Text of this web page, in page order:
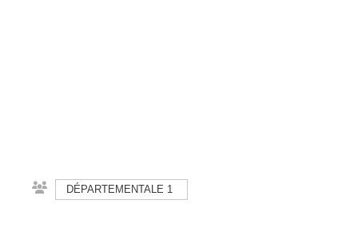
DÉPARTEMENTALE 1